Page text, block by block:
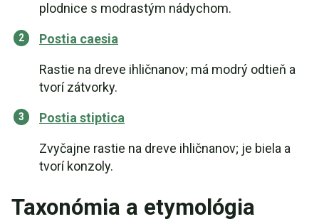
plodnice s modrastým nádychom.
Postia caesia
Rastie na dreve ihličnanov; má modrý odtieň a
tvorí zátvorky.
Postia stiptica
Zvyčajne rastie na dreve ihličnanov; je biela a
tvorí konzoly.
Taxonómia a etymológia